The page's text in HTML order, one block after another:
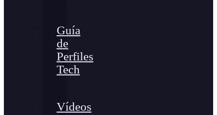
Guía
de
Perfiles
Tech
Vídeos